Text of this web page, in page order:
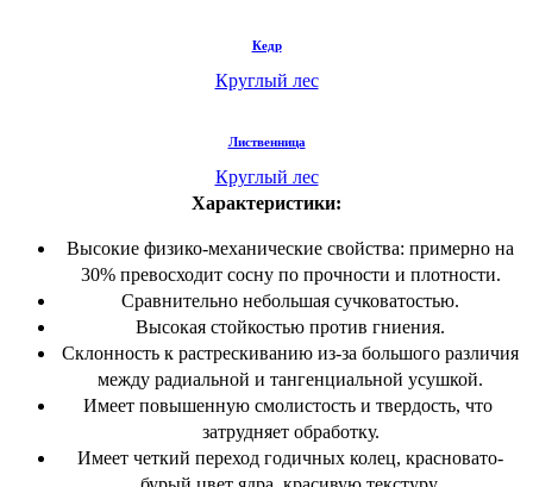
Кедр
Круглый лес
Лиственница
Круглый лес
Характеристики:
Высокие физико-механические свойства: примерно на
30% превосходит сосну по прочности и плотности.
Сравнительно небольшая сучковатостью.
Высокая стойкостью против гниения.
Склонность к растрескиванию из-за большого различия
между радиальной и тангенциальной усушкой.
Имеет повышенную смолистость и твердость, что
затрудняет обработку.
Имеет четкий переход годичных колец, красновато-